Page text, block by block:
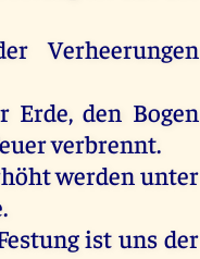
Verheerungen
Erde,den Bogen
verbrennt.
werden unter
.
ist uns der